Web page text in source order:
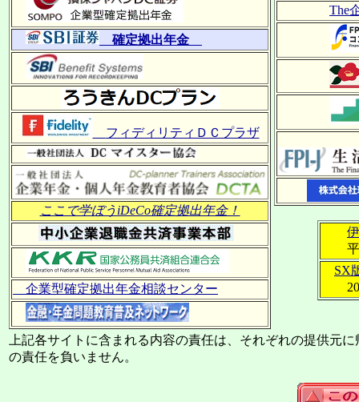
確定拠出年金
フィディリティＤＣプラザ
ここで学ぼうiDeCo確定拠出年金！
企業型確定拠出年金相談センター
The
平
SX
上記各サイトに含まれる内容の責任は、それぞれの提供元
の責任を負いません。